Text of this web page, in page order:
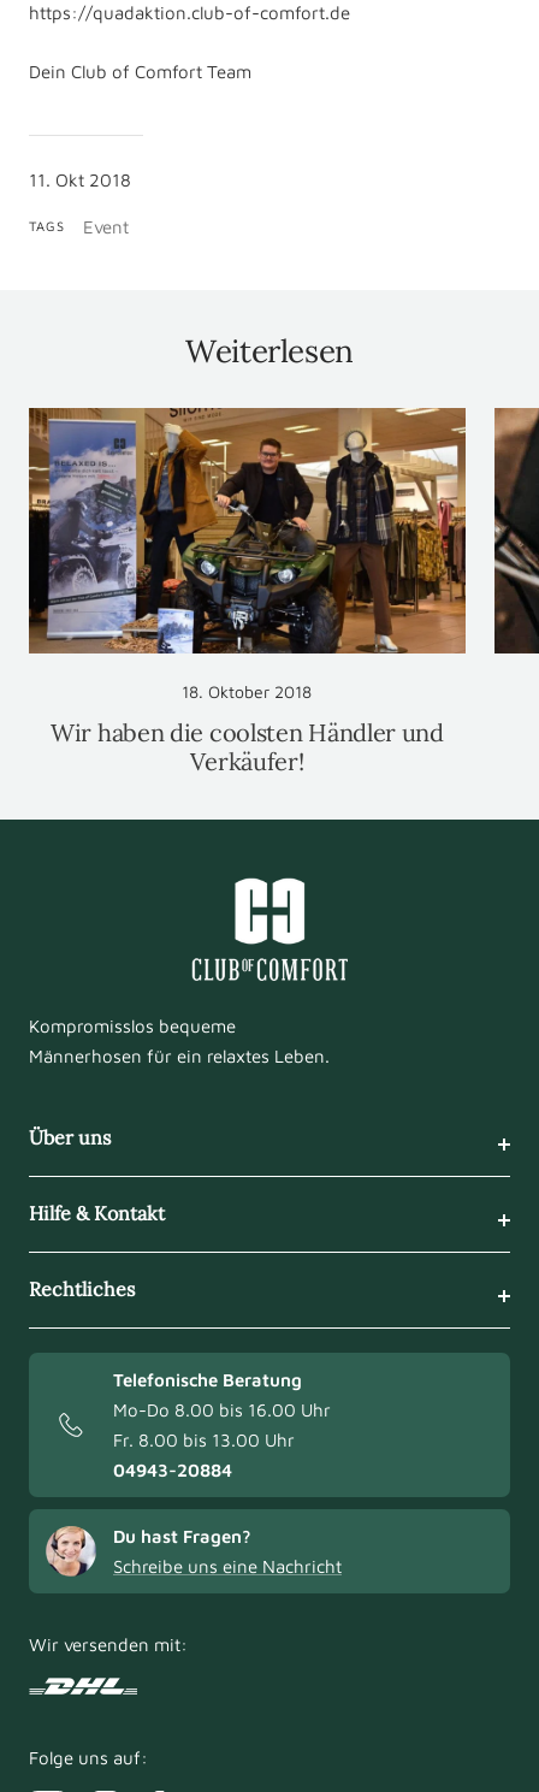
11. Okt 2018
TAGS Event
https://quadaktion.club-of-comfort.de
Dein Club of Comfort Team
Weiterlesen
18. Oktober 2018
Wir haben die coolsten Händler und
Verkäufer!
Kompromisslos bequeme
Männerhosen für ein relaxtes Leben.
Über uns
Hilfe & Kontakt
Rechtliches
Telefonische Beratung
Mo-Do 8.00 bis 16.00 Uhr
Fr. 8.00 bis 13.00 Uhr
04943-20884
Du hast Fragen?
Schreibe uns eine Nachricht
Wir versenden mit:
Folge uns auf: